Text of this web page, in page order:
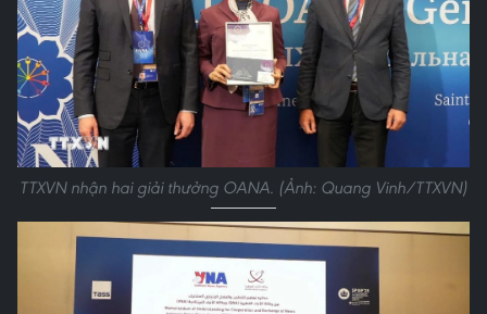
TTXVN nhận hai giải thưởng OANA. (Ảnh: Quang Vinh/TTXVN)